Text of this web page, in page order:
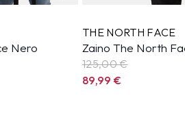
Nero
THE NORTH FACE
Zaino The North
125,00 €
89,99€